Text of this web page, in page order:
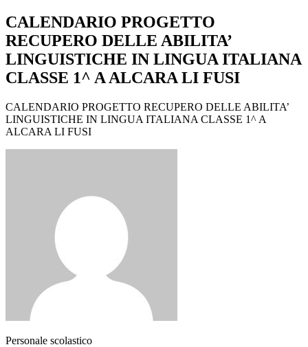
CALENDARIO PROGETTO
RECUPERO DELLE ABILITA’
LINGUISTICHE IN LINGUA ITALIANA
CLASSE 1^ A ALCARA LI FUSI
CALENDARIO PROGETTO RECUPERO DELLE ABILITA’
LINGUISTICHE IN LINGUA ITALIANA CLASSE 1^ A
ALCARA LI FUSI
Personale scolastico